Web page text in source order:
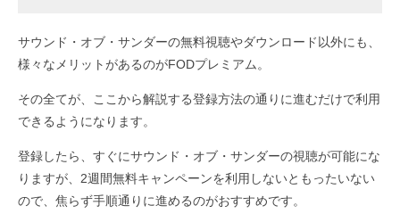
サウンド・オブ・サンダーの無料視聴やダウンロード以外にも、
様々なメリットがあるのがFODプレミアム。
その全てが、ここから解説する登録方法の通りに進むだけで利用
できるようになります。
登録したら、すぐにサウンド・オブ・サンダーの視聴が可能にな
りますが、2週間無料キャンペーンを利用しないともったいない
ので、焦らず手順通りに進めるのがおすすめです。